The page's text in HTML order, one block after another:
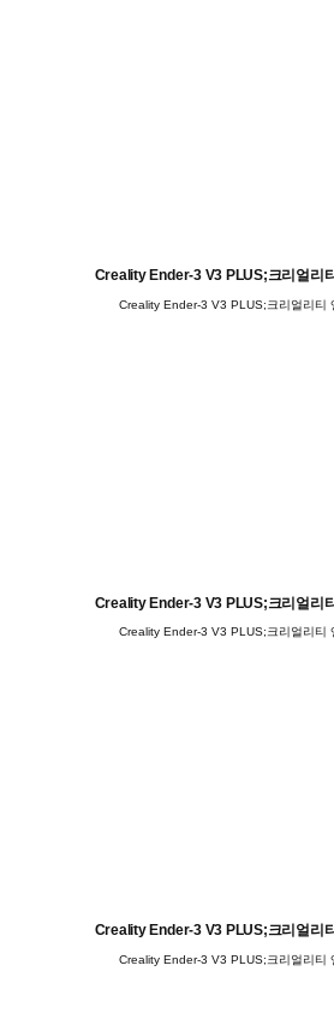
Creality Ender-3 V3 PLUS;크리얼리
Creality Ender-3 V3 PLUS;크리얼리티
Creality Ender-3 V3 PLUS;크리얼리
Creality Ender-3 V3 PLUS;크리얼리티
Creality Ender-3 V3 PLUS;크리얼리
Creality Ender-3 V3 PLUS;크리얼리티